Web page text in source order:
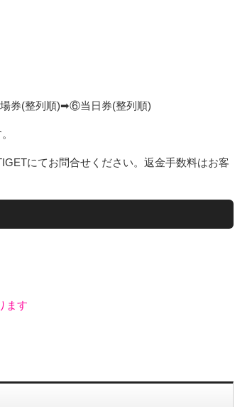
券(整列順)➡⑥当日券(整列順)
にてお問合せください。返金手数料はお客
ます